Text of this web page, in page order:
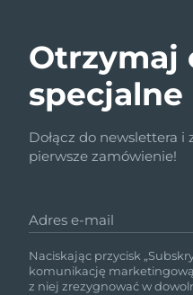
Otrzymaj
specjalne
Dołącz do newslettera i
pierwsze zamówienie!
Adres e-mail
Naciskając przycisk
komunikację
z niej zrezygnować w